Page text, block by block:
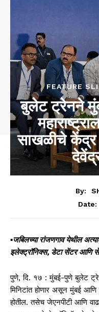
FEATURE
बुलेट ट्रेनने
साखळीचे केंद्र
By:
Date:
▪️जबिलच्या रांजणगाव येथील
इलेक्ट्रॉनिक्स, डेटा सेंटर आणि
पुणे, दि. १७ : मुंबई-पुणे बुलेट
मिनिटांत होणार असून मुंबई
होतील. तसेच जेएनपीटी आणि